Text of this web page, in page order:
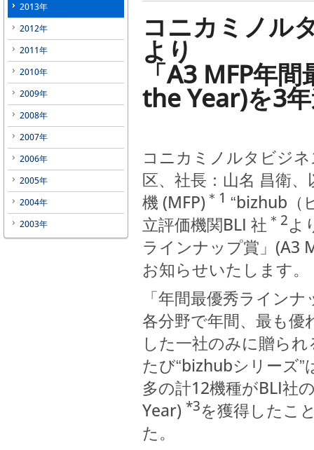
コニカミノル
より
「A3 MFP年
the Year)を3
コニカミノルタビジ
区、社長：山名 昌衛
機 (MFP) ＊1 “bizhub（
立評価機関BLI 社 ＊2よ
ラインナップ賞」(A3
お知らせいたします。
「年間最優秀ライン
各分野で年間、最も
した一社のみに贈ら
たび“bizhubシリーズ”
多の計12機種がBLI社
Year) *3を獲得したこ
た。
2013年
2012年
2011年
2010年
2009年
2008年
2007年
2006年
2005年
2004年
2003年